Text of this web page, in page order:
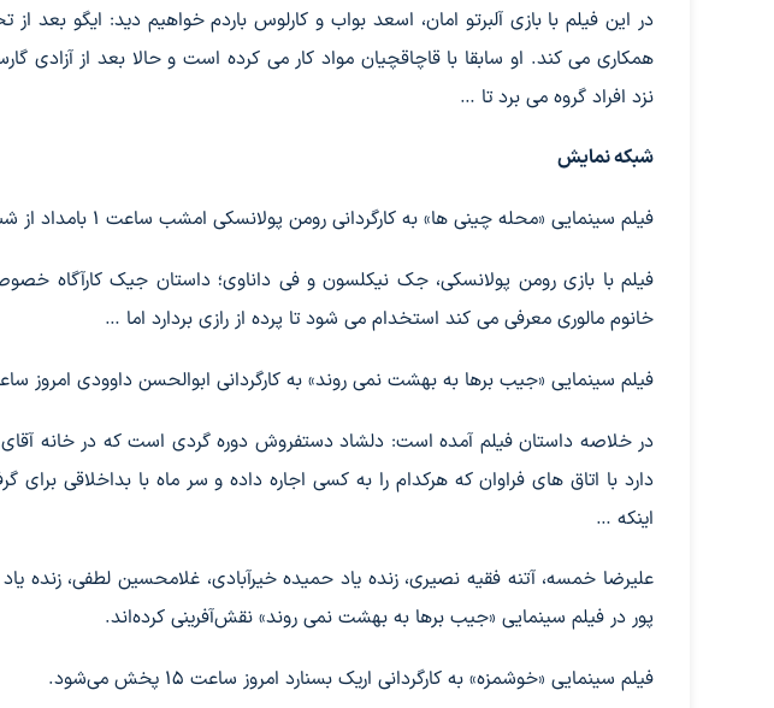
در این فیلم با بازی آلبرتو امان، اسعد بواب و کارلوس باردم خواهیم دید: ایگو بعد
همکاری می کند. او سابقا با قاچاقچیان مواد کار می کرده است و حالا بعد از آزادی
نزد افراد گروه می برد تا …
شبکه نمایش
فیلم سینمایی «محله چینی ها» به کارگردانی رومن پولانسکی امشب ساعت ۱ بامداد از شبکه نمایش پخش می‌شود.
فیلم با بازی رومن پولانسکی، جک نیکلسون و فی داناوی؛ داستان جیک
خانوم مالوری معرفی می کند استخدام می شود تا پرده از رازی بردارد اما …
فیلم سینمایی «جیب برها به بهشت نمی روند» به کارگردانی ابوالحسن داوودی امروز ساعت ۱۳ پخش
در خلاصه داستان فیلم آمده است: دلشاد دستفروش دوره گردی است که در خانه
دارد با اتاق های فراوان که هرکدام را به کسی اجاره داده و سر ماه با بداخلاقی
اینکه …
علیرضا خمسه، آتنه فقیه نصیری، زنده یاد حمیده خیرآبادی، غلامحسین لطفی،
پور در فیلم سینمایی «جیب برها به بهشت نمی روند» نقش‌آفرینی کرده‌اند.
فیلم سینمایی «خوشمزه» به کارگردانی اریک بسنارد امروز ساعت ۱۵ پخش می‌شود.